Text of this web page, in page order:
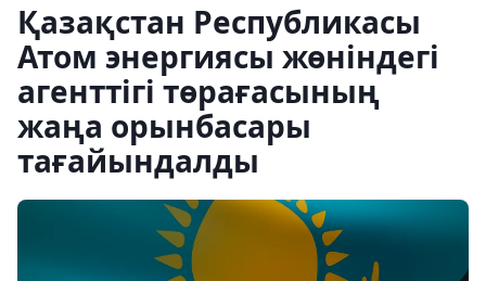
Қазақстан Республикасы
Атом энергиясы жөніндегі
агенттігі төрағасының
жаңа орынбасары
тағайындалды